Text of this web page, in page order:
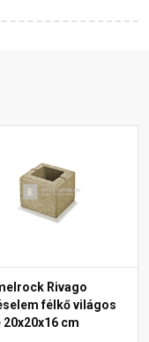
Rivago
félkő világos
20x20x16 cm